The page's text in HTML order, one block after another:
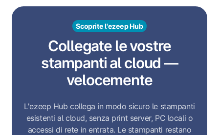
Scoprite l'ezeep Hub
Collegate le vostre
stampanti al cloud —
velocemente
L'ezeep Hub collega in modo sicuro le stampanti
esistenti al cloud, senza print server, PC locali o
accessi di rete in entrata. Le stampanti restano